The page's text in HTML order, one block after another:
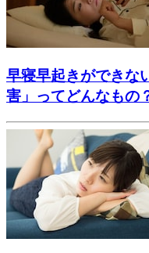
早寝早起きができ
害」ってどんなもの